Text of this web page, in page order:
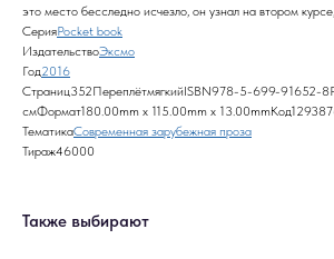
это место бесследно исчезло, он узнал на втором
СерияPocket book
ИздательствоЭксмо
Год2016
Страниц352ПереплётмягкийISBN978-5-699-91652-
смФормат180.00mm x 115.00mm x
ТематикаСовременная зарубежная проза
Тираж46000
Также выбирают